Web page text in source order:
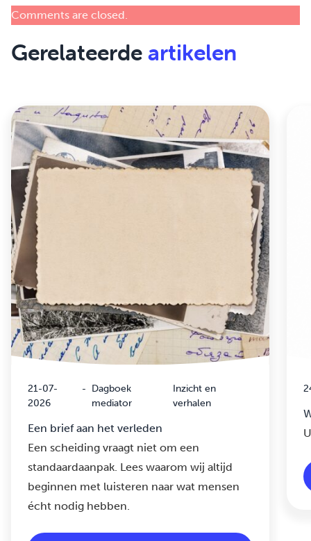
Comments are closed.
Gerelateerde artikelen
21-07-
2026
- Dagboek
mediator
Inzicht en
verhalen
Een brief aan het verleden
Een scheiding vraagt niet om een
standaardaanpak. Lees waarom wij altijd
beginnen met luisteren naar wat mensen
écht nodig hebben.